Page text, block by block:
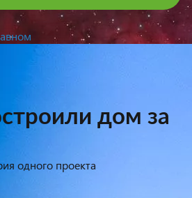
дом за
одного проекта